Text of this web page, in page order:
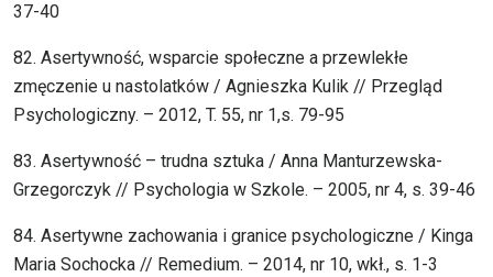
37-40
82. Asertywność, wsparcie społeczne a przewlekłe
zmęczenie u nastolatków / Agnieszka Kulik // Przegląd
Psychologiczny. – 2012, T. 55, nr 1,s. 79-95
83. Asertywność – trudna sztuka / Anna Manturzewska-
Grzegorczyk // Psychologia w Szkole. – 2005, nr 4, s. 39-46
84. Asertywne zachowania i granice psychologiczne / Kinga
Maria Sochocka // Remedium. – 2014, nr 10, wkł., s. 1-3